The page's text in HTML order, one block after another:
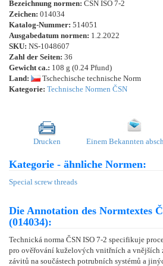
Bezeichnung normen: ČSN ISO 7-2
Zeichen: 014034
Katalog-Nummer: 514051
Ausgabedatum normen: 1.2.2022
SKU: NS-1048607
Zahl der Seiten: 36
Gewicht ca.: 108 g (0.24 Pfund)
Land:
Tschechische technische Norm
Kategorie: Technische Normen ČSN
Drucken Einem Bekannten
Kategorie - ähnliche Normen:
Special screw threads
Die Annotation des Normtextes
(014034):
Technická norma ČSN ISO 7-2 specifikuje
pro ověřování kuželových vnitřních a
závitů na součástech potrubních systémů a